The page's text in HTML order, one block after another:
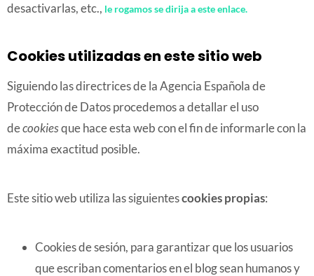
desactivarlas, etc., le rogamos se dirija a este enlace.
Cookies utilizadas en este sitio web
Siguiendo las directrices de la Agencia Española de
Protección de Datos procedemos a detallar el uso
decookiesque hace esta web con el fin de informarle con la
máxima exactitud posible.
Este sitio web utiliza las siguientescookies propias:
Cookies de sesión, para garantizar que los usuarios
que escriban comentarios en el blog sean humanos y